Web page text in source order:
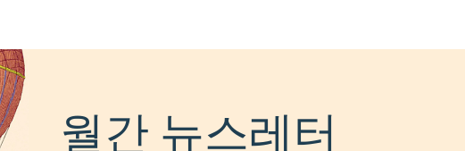
월간 뉴스레터